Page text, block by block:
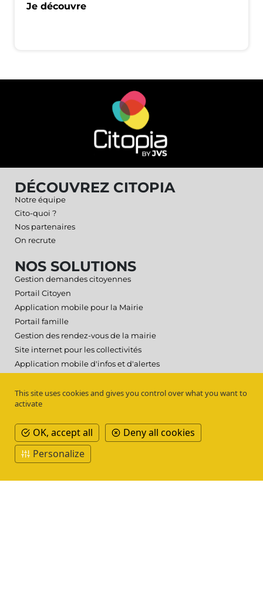
Je découvre
DÉCOUVREZ CITOPIA
Notre équipe
Cito-quoi ?
Nos partenaires
On recrute
NOS SOLUTIONS
Gestion demandes citoyennes
Portail Citoyen
Application mobile pour la Mairie
Portail famille
Gestion des rendez-vous de la mairie
Site internet pour les collectivités
Application mobile d'infos et d'alertes
Participation citoyenne
Une société du
This site uses cookies and gives you control over what you want to
activate
OK, accept all
Deny all cookies
Personalize